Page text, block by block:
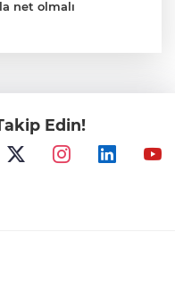
net olmalı
yeni yaşam alanı
uygulamanın
Edin!